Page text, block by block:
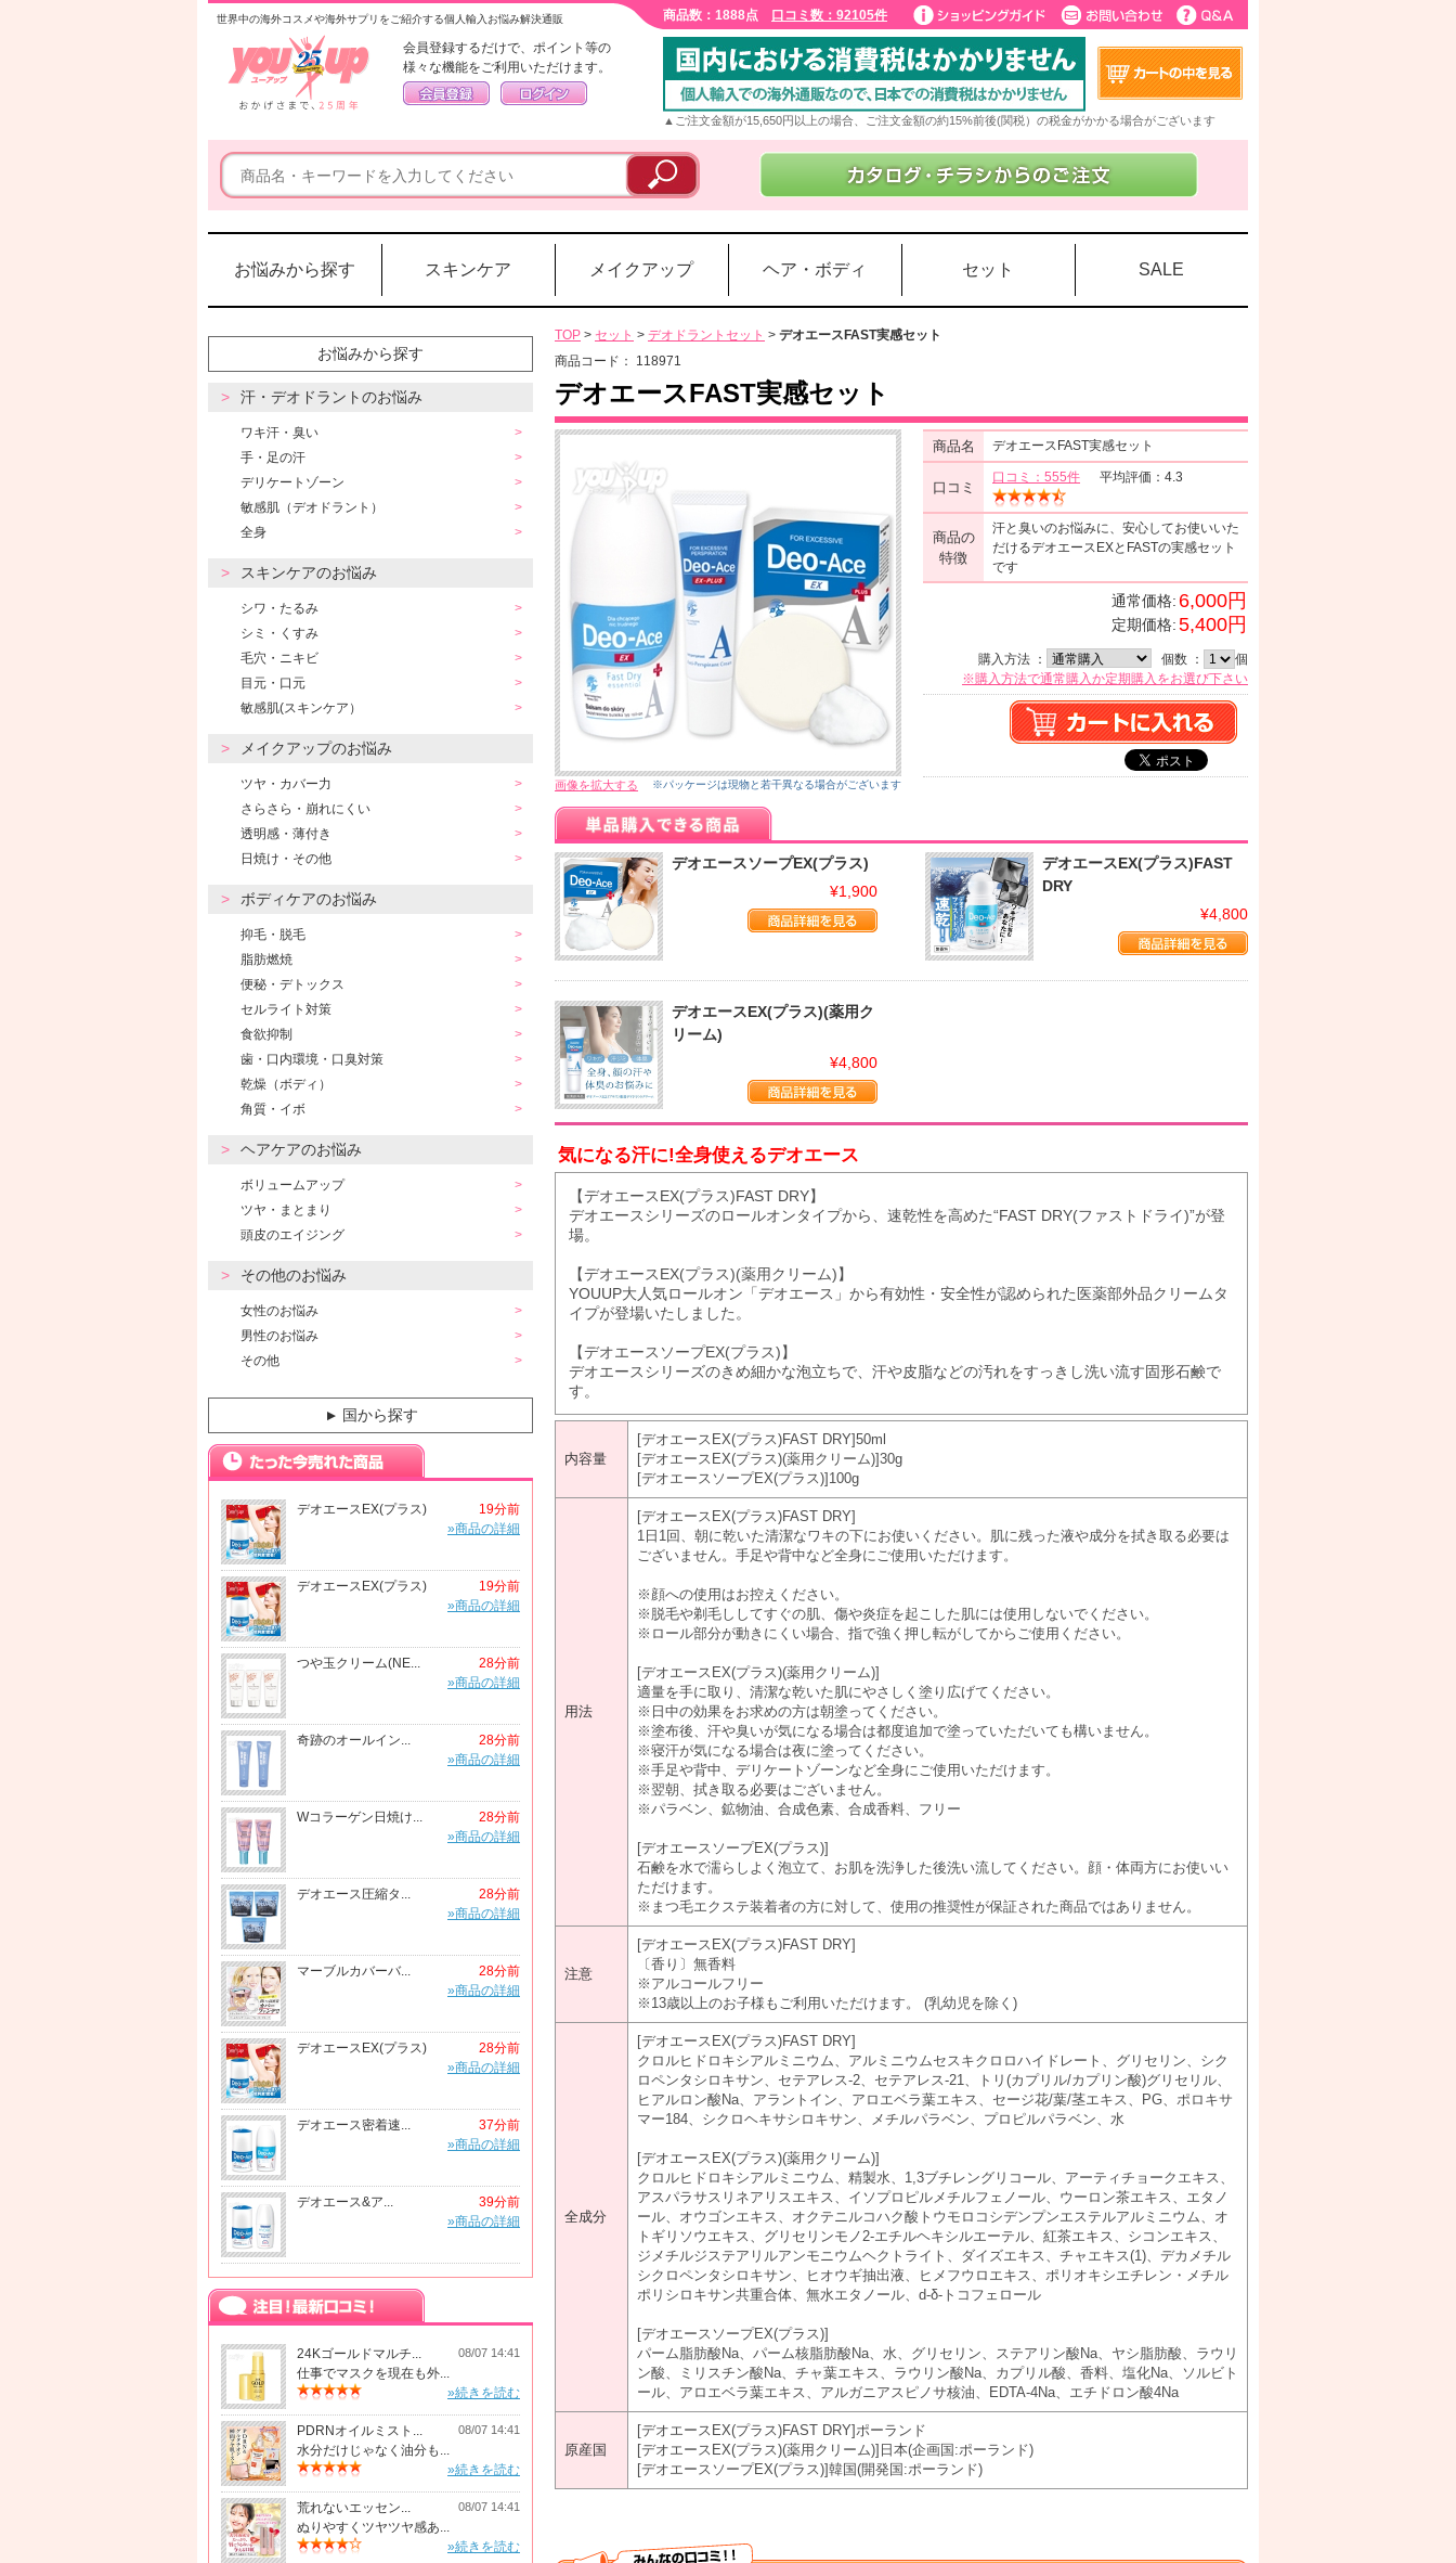
世界中の海外コスメや海外サプリをご紹介する個人輸入お悩み解決通販 商品数：1888点 口コミ数：92105件
会員登録するだけで、ポイント等の
様々な機能をご利用いただけます。
▲ご注文金額が15,650円以上の場合、ご注文金額の約15%前後(関税）の税金がかかる場合がございます
お悩みから探す スキンケア メイクアップ ヘア・ボディ セット SALE
お悩みから探す
汗・デオドラントのお悩み
ワキ汗・臭い
手・足の汗
デリケートゾーン
敏感肌（デオドラント）
全身
スキンケアのお悩み
シワ・たるみ
シミ・くすみ
毛穴・ニキビ
目元・口元
敏感肌(スキンケア）
メイクアップのお悩み
ツヤ・カバー力
さらさら・崩れにくい
透明感・薄付き
日焼け・その他
ボディケアのお悩み
抑毛・脱毛
脂肪燃焼
便秘・デトックス
セルライト対策
食欲抑制
歯・口内環境・口臭対策
乾燥（ボディ）
角質・イボ
ヘアケアのお悩み
ボリュームアップ
ツヤ・まとまり
頭皮のエイジング
その他のお悩み
女性のお悩み
男性のお悩み
その他
▼ 国から探す
デオエースEX(プラス)
19分前
»商品の詳細
デオエースEX(プラス)
19分前
»商品の詳細
つや玉クリーム(NE...
28分前
»商品の詳細
奇跡のオールイン...
28分前
»商品の詳細
Wコラーゲン日焼け...
28分前
»商品の詳細
デオエース圧縮タ...
28分前
»商品の詳細
マーブルカバーバ...
28分前
»商品の詳細
デオエースEX(プラス)
28分前
»商品の詳細
デオエース密着速...
37分前
»商品の詳細
デオエース&ア...
39分前
»商品の詳細
24Kゴールドマルチ... 08/07 14:41
仕事でマスクを現在も外...
»続きを読む
PDRNオイルミスト... 08/07 14:41
水分だけじゃなく油分も...
»続きを読む
荒れないエッセン... 08/07 14:41
ぬりやすくツヤツヤ感あ...
»続きを読む
TOP > セット > デオドラントセット > デオエースFAST実感セット
商品コード： 118971
デオエースFAST実感セット
画像を拡大する ※パッケージは現物と若干異なる場合がございます
商品名 デオエースFAST実感セット
口コミ
口コミ：555件 平均評価：4.3
商品の
特徴
汗と臭いのお悩みに、安心してお使いいた
だけるデオエースEXとFASTの実感セット
です
通常価格: 6,000円
定期価格:5,400円
購入方法 ： 個数 ：
個
※購入方法で通常購入か定期購入をお選び下さい
デオエースソープEX(プラス)
¥1,900
デオエースEX(プラス)FAST
DRY
¥4,800
デオエースEX(プラス)(薬用ク
リーム)
¥4,800
気になる汗に!全身使えるデオエース
【デオエースEX(プラス)FAST DRY】
デオエースシリーズのロールオンタイプから、速乾性を高めた“FAST DRY(ファストドライ)”が登
場。
【デオエースEX(プラス)(薬用クリーム)】
YOUUP大人気ロールオン「デオエース」から有効性・安全性が認められた医薬部外品クリームタ
イプが登場いたしました。
【デオエースソープEX(プラス)】
デオエースシリーズのきめ細かな泡立ちで、汗や皮脂などの汚れをすっきし洗い流す固形石鹸で
す。
内容量
[デオエースEX(プラス)FAST DRY]50ml
[デオエースEX(プラス)(薬用クリーム)]30g
[デオエースソープEX(プラス)]100g
用法
[デオエースEX(プラス)FAST DRY]
1日1回、朝に乾いた清潔なワキの下にお使いください。肌に残った液や成分を拭き取る必要は
ございません。手足や背中など全身にご使用いただけます。
※顔への使用はお控えください。
※脱毛や剃毛ししてすぐの肌、傷や炎症を起こした肌には使用しないでください。
※ロール部分が動きにくい場合、指で強く押し転がしてからご使用ください。
[デオエースEX(プラス)(薬用クリーム)]
適量を手に取り、清潔な乾いた肌にやさしく塗り広げてください。
※日中の効果をお求めの方は朝塗ってください。
※塗布後、汗や臭いが気になる場合は都度追加で塗っていただいても構いません。
※寝汗が気になる場合は夜に塗ってください。
※手足や背中、デリケートゾーンなど全身にご使用いただけます。
※翌朝、拭き取る必要はございません。
※パラベン、鉱物油、合成色素、合成香料、フリー
[デオエースソープEX(プラス)]
石鹸を水で濡らしよく泡立て、お肌を洗浄した後洗い流してください。顔・体両方にお使いい
ただけます。
※まつ毛エクステ装着者の方に対して、使用の推奨性が保証された商品ではありません。
注意
[デオエースEX(プラス)FAST DRY]
〔香り〕無香料
※アルコールフリー
※13歳以上のお子様もご利用いただけます。 (乳幼児を除く)
全成分
[デオエースEX(プラス)FAST DRY]
クロルヒドロキシアルミニウム、アルミニウムセスキクロロハイドレート、グリセリン、シク
ロペンタシロキサン、セテアレス-2、セテアレス-21、トリ(カプリル/カプリン酸)グリセリル、
ヒアルロン酸Na、アラントイン、アロエベラ葉エキス、セージ花/葉/茎エキス、PG、ポロキサ
マー184、シクロヘキサシロキサン、メチルパラベン、プロピルパラベン、水
[デオエースEX(プラス)(薬用クリーム)]
クロルヒドロキシアルミニウム、精製水、1,3ブチレングリコール、アーティチョークエキス、
アスパラサスリネアリスエキス、イソプロピルメチルフェノール、ウーロン茶エキス、エタノ
ール、オウゴンエキス、オクテニルコハク酸トウモロコシデンプンエステルアルミニウム、オ
トギリソウエキス、グリセリンモノ2-エチルヘキシルエーテル、紅茶エキス、シコンエキス、
ジメチルジステアリルアンモニウムヘクトライト、ダイズエキス、チャエキス(1)、デカメチル
シクロペンタシロキサン、ヒオウギ抽出液、ヒメフウロエキス、ポリオキシエチレン・メチル
ポリシロキサン共重合体、無水エタノール、d-δ-トコフェロール
[デオエースソープEX(プラス)]
パーム脂肪酸Na、パーム核脂肪酸Na、水、グリセリン、ステアリン酸Na、ヤシ脂肪酸、ラウリ
ン酸、ミリスチン酸Na、チャ葉エキス、ラウリン酸Na、カプリル酸、香料、塩化Na、ソルビト
ール、アロエベラ葉エキス、アルガニアスピノサ核油、EDTA-4Na、エチドロン酸4Na
原産国
[デオエースEX(プラス)FAST DRY]ポーランド
[デオエースEX(プラス)(薬用クリーム)]日本(企画国:ポーランド)
[デオエースソープEX(プラス)]韓国(開発国:ポーランド)